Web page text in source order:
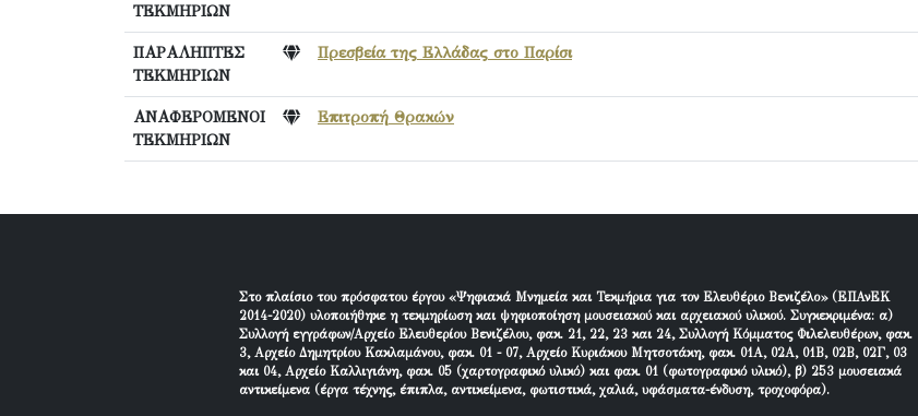
ΤΕΚΜΗΡΙΩΝ
ΠΑΡΑΛΗΠΤΕΣ
ΤΕΚΜΗΡΙΩΝ
Πρεσβεία της Ελλάδας στο Παρίσι
ΑΝΑΦΕΡΟΜΕΝΟΙ
ΤΕΚΜΗΡΙΩΝ
Επιτροπή Θρακών
Στο πλαίσιο του πρόσφατου έργου «Ψηφιακά Μνημεία και Τεκμήρια για τον Ελευθέριο Βενιζέλο» (ΕΠΑνΕΚ
2014-2020) υλοποιήθηκε η τεκμηρίωση και ψηφιοποίηση μουσειακού και αρχειακού υλικού. Συγκεκριμένα: α)
Συλλογή εγγράφων/Αρχείο Ελευθερίου Βενιζέλου, φακ. 21, 22, 23 και 24, Συλλογή Κόμματος Φιλελευθέρων, φακ.
3, Αρχείο Δημητρίου Κακλαμάνου, φακ. 01 - 07, Αρχείο Κυριάκου Μητσοτάκη, φακ. 01Α, 02Α, 01Β, 02Β, 02Γ, 03
και 04, Αρχείο Καλλιγιάνη, φακ. 05 (χαρτογραφικό υλικό) και φακ. 01 (φωτογραφικό υλικό), β) 253 μουσειακά
αντικείμενα (έργα τέχνης, έπιπλα, αντικείμενα, φωτιστικά, χαλιά, υφάσματα-ένδυση, τροχοφόρα).